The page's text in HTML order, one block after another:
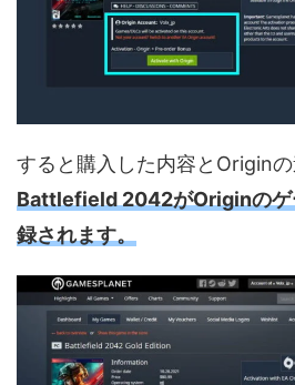
すると購入した内容とOriginの
Battlefield 2042がOriginのゲ
録されます。